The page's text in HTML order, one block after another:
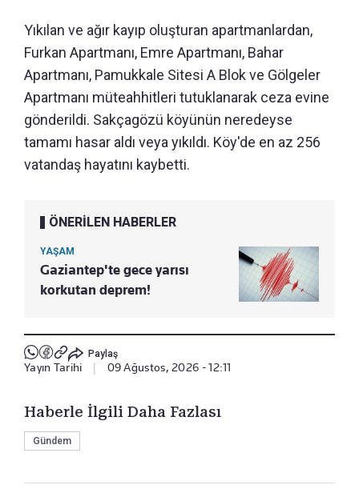
Yıkılan ve ağır kayıp oluşturan apartmanlardan,
Furkan Apartmanı, Emre Apartmanı, Bahar
Apartmanı, Pamukkale Sitesi A Blok ve Gölgeler
Apartmanı müteahhitleri tutuklanarak ceza evine
gönderildi. Sakçagözü köyünün neredeyse
tamamı hasar aldı veya yıkıldı. Köy'de en az 256
vatandaş hayatını kaybetti.
ÖNERİLEN HABERLER
YAŞAM
Gaziantep'te gece yarısı
korkutan deprem!
Paylaş
Yayın Tarihi 09 Ağustos, 2026 - 12:11
Haberle İlgili Daha Fazlası
Gündem